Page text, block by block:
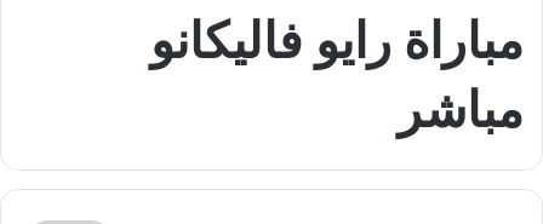
مباراة رايو فاليكانو
مباشر